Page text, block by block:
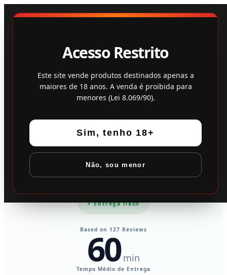
Acesso Restrito
Este site vende produtos destinados apenas a
maiores de 18 anos. A venda é proibida para
menores (Lei 8.069/90).
Sim, tenho 18+
Não, sou menor
UdiaPods —
⚡ Entrega flash
Based on 127 Reviews
60min
Tempo Médio de Entrega